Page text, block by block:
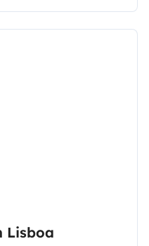
pelo Rio Mondego,
outrora palco de uma
Lisboa